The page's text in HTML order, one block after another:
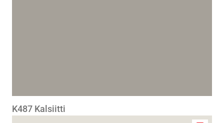
K487 Kalsiitti